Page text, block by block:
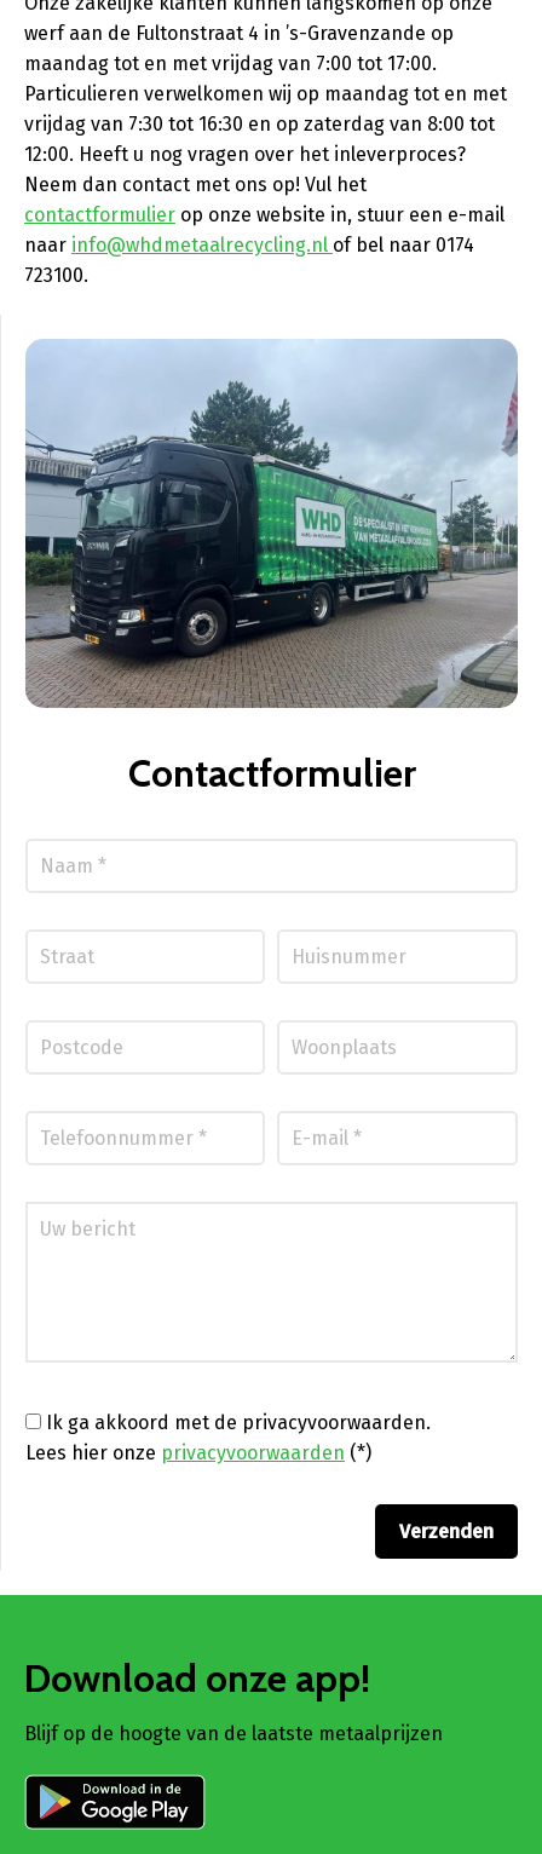
werf aan de Fultonstraat 4 in ’s-Gravenzande op
maandag tot en met vrijdag van 7:00 tot 17:00.
Particulieren verwelkomen wij op maandag tot en met
vrijdag van 7:30 tot 16:30 en op zaterdag van 8:00 tot
12:00. Heeft u nog vragen over het inleverproces?
Neem dan contact met ons op! Vul het
contactformulier op onze website in, stuur een e-mail
naar info@whdmetaalrecycling.nl of bel naar 0174
723100.
Contactformulier
Ik ga akkoord met de privacyvoorwaarden.
Lees hier onze privacyvoorwaarden (*)
Download onze app!
Blijf op de hoogte van de laatste metaalprijzen